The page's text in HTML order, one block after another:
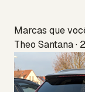
Marcas que
Theo Santana ·